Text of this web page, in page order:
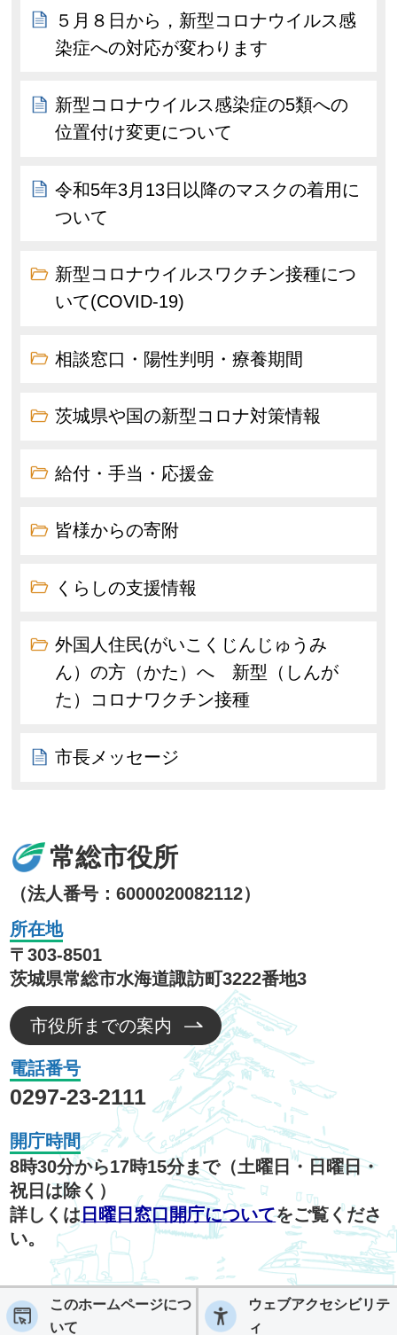
５月８日から，新型コロナウイルス感
染症への対応が変わります
新型コロナウイルス感染症の5類への
位置付け変更について
令和5年3月13日以降のマスクの着用に
ついて
新型コロナウイルスワクチン接種につ
いて(COVID-19)
相談窓口・陽性判明・療養期間
茨城県や国の新型コロナ対策情報
給付・手当・応援金
皆様からの寄附
くらしの支援情報
外国人住民(がいこくじんじゅうみ
ん）の方（かた）へ 新型（しんが
た）コロナワクチン接種
市長メッセージ
常総市役所
（法人番号：6000020082112）
所在地
〒303-8501
茨城県常総市水海道諏訪町3222番地3
市役所までの案内
電話番号
0297-23-2111
開庁時間
8時30分から17時15分まで（土曜日・日曜日・
祝日は除く）
詳しくは 日曜日窓口開庁についてをご覧くださ
い。
このホームページにつ
いて
ウェブアクセシビリテ
ィ